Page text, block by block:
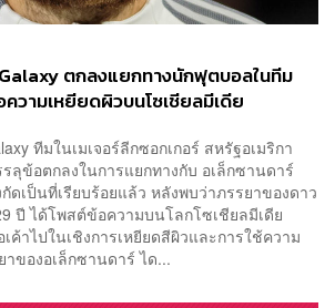
ตกลงแยกทางนักฟุตบอลในทีม
วามเหยียดผิวบนโซเชียลมีเดีย
ทีมในเมเจอร์ลีกซอกเกอร์ สหรัฐอเมริกา
รลุข้อตกลงในการแยกทางกับ อเล็กซานดาร์
ดเป็นที่เรียบร้อยแล้ว หลังพบว่าภรรยาของดาว
ปี ได้โพสต์ข้อความบนโลกโซเชียลมีเดีย
ค้าไปในเชิงการเหยียดสีผิวและการใช้ความ
ของอเล็กซานดาร์ ได...